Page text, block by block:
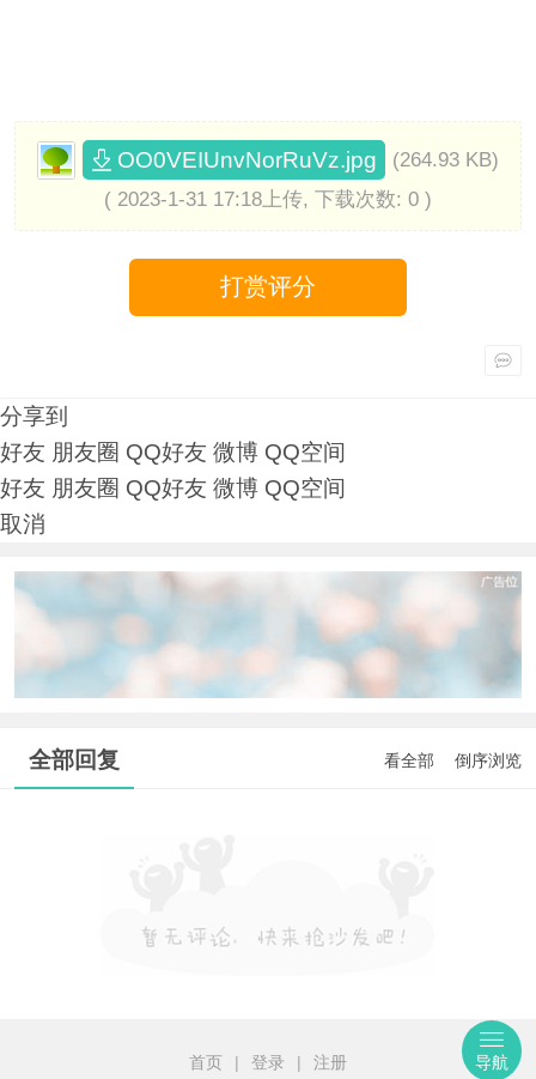
OO0VEIUnvNorRuVz.jpg
(264.93 KB)
( 2023-1-31 17:18上传, 下载次数: 0 )
打赏评分
分享到
好友 朋友圈 QQ好友 微博 QQ空间
好友 朋友圈 QQ好友 微博 QQ空间
取消
全部回复 看全部 倒序浏览
首页 | 登录 | 注册 导航